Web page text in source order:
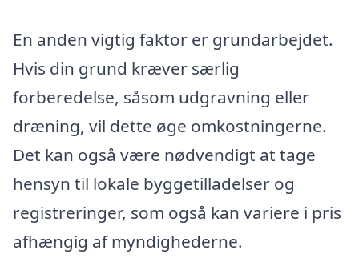
En anden vigtig faktor er grundarbejdet.
Hvis din grund kræver særlig
forberedelse, såsom udgravning eller
dræning, vil dette øge omkostningerne.
Det kan også være nødvendigt at tage
hensyn til lokale byggetilladelser og
registreringer, som også kan variere i pris
afhængig af myndighederne.